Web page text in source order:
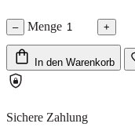
– Menge +
In den Warenkorb
Sichere Zahlung